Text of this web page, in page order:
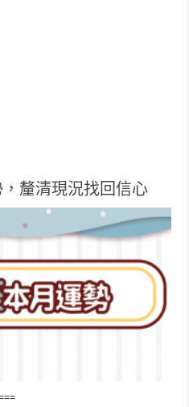
釐清現況找回信心